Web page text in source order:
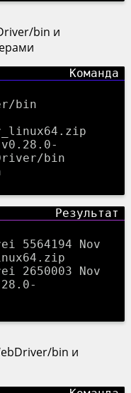
bin и
bin
bin
5564194 Nov
2650003 Nov
bin и